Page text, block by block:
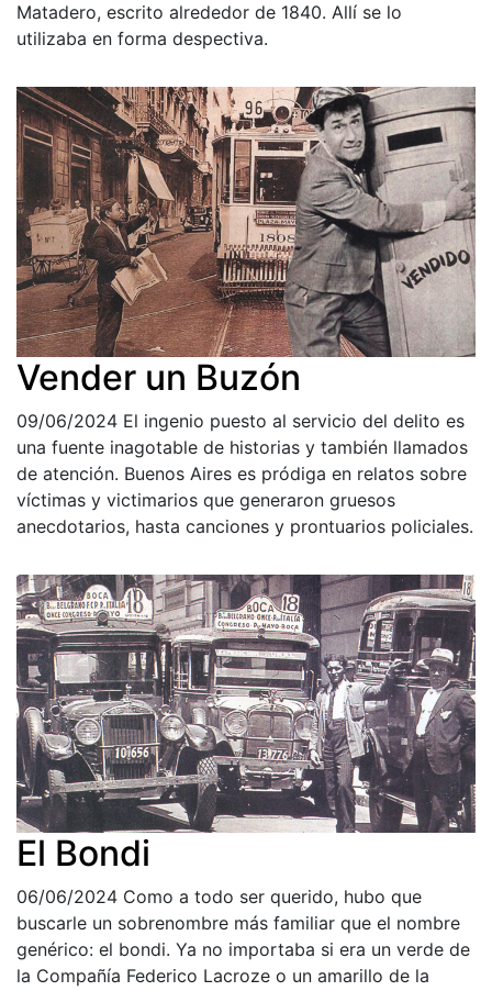
Matadero, escrito alrededor de 1840. Allí se lo
utilizaba en forma despectiva.
Vender un Buzón
09/06/2024 El ingenio puesto al servicio del delito es
una fuente inagotable de historias y también llamados
de atención. Buenos Aires es pródiga en relatos sobre
víctimas y victimarios que generaron gruesos
anecdotarios, hasta canciones y prontuarios policiales.
El Bondi
06/06/2024 Como a todo ser querido, hubo que
buscarle un sobrenombre más familiar que el nombre
genérico: el bondi. Ya no importaba si era un verde de
la Compañía Federico Lacroze o un amarillo de la